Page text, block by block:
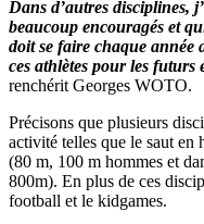
Dans d’autres disciplines,
beaucoup encouragés et
doit se faire chaque année
ces athlètes pour les futurs
renchérit Georges WOTO.
Précisons que plusieurs
activité telles que le saut en
(80 m, 100 m hommes et
800m). En plus de ces
football et le kidgames.